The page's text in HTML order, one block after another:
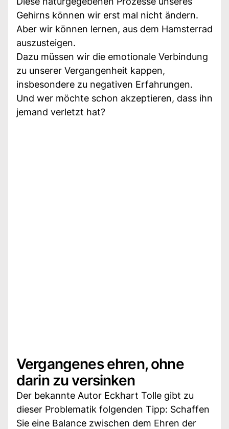
Gehirns können wir erst mal nicht ändern.
Aber wir können lernen, aus dem Hamsterrad
auszusteigen.
Dazu müssen wir die emotionale Verbindung
zu unserer Vergangenheit kappen,
insbesondere zu negativen Erfahrungen.
Und wer möchte schon akzeptieren, dass ihn
jemand verletzt hat?
Vergangenes ehren, ohne
darin zu versinken
Der bekannte Autor Eckhart Tolle gibt zu
dieser Problematik folgenden Tipp: Schaffen
Sie eine Balance zwischen dem Ehren der